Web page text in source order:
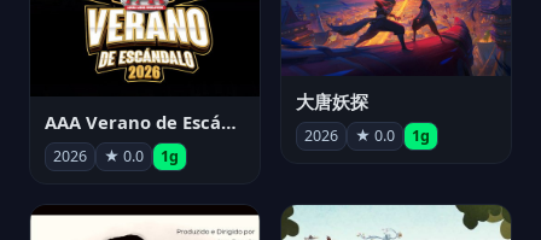
AAA Verano de Escándalo 2026 - Week 3
2026 ★ 0.0 1g
大唐妖探
2026 ★ 0.0 1g